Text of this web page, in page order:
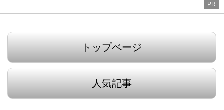
PR
トップページ
人気記事